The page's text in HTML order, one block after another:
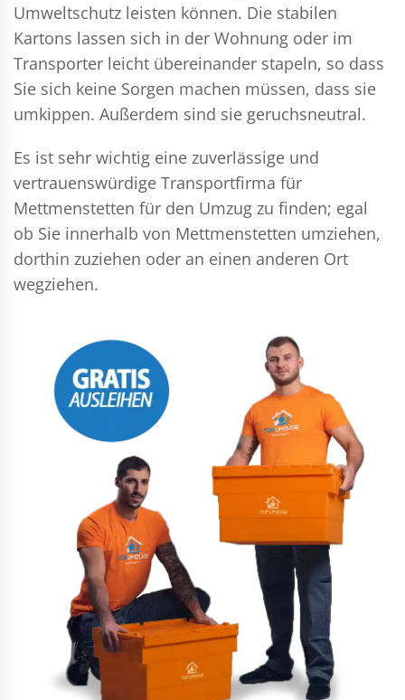
Umweltschutz leisten können. Die stabilen
Kartons lassen sich in der Wohnung oder im
Transporter leicht übereinander stapeln, so dass
Sie sich keine Sorgen machen müssen, dass sie
umkippen. Außerdem sind sie geruchsneutral.
Es ist sehr wichtig eine zuverlässige und
vertrauenswürdige Transportfirma für
Mettmenstetten für den Umzug zu finden; egal
ob Sie innerhalb von Mettmenstetten umziehen,
dorthin zuziehen oder an einen anderen Ort
wegziehen.